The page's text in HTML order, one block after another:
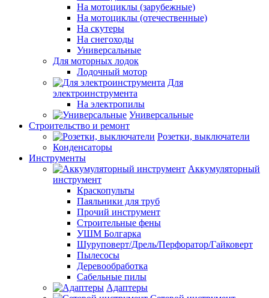
На мотоциклы (зарубежные)
На мотоциклы (отечественные)
На скутеры
На снегоходы
Универсальные
Для моторных лодок
Лодочный мотор
Для
электроинструмента
На электропилы
Универсальные
Строительство и ремонт
Розетки, выключатели
Конденсаторы
Инструменты
Аккумуляторный
инструмент
Краскопульты
Паяльники для труб
Прочий инструмент
Строительные фены
УШМ Болгарка
Шуруповерт/Дрель/Перфоратор/Гайковерт
Пылесосы
Деревообработка
Сабельные пилы
Адаптеры